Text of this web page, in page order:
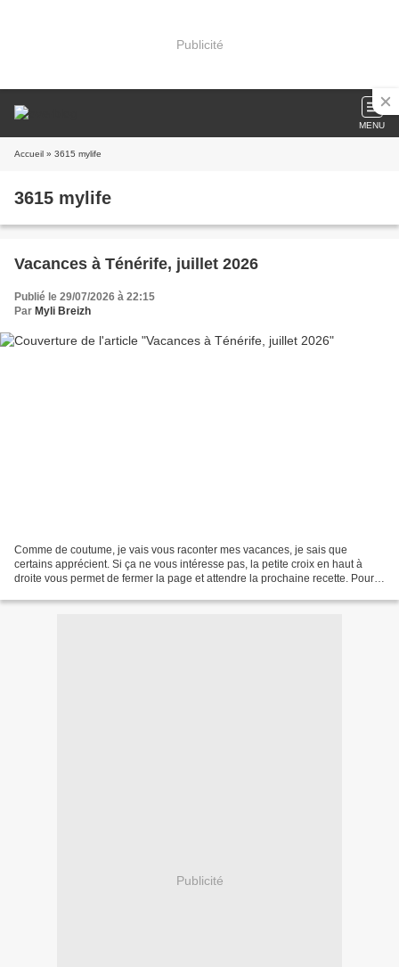
Publicité
MENU
Accueil » 3615 mylife
3615 mylife
Vacances à Ténérife, juillet 2026
Publié le 29/07/2026 à 22:15
Par Myli Breizh
Comme de coutume, je vais vous raconter mes vacances, je sais que
certains apprécient. Si ça ne vous intéresse pas, la petite croix en haut à
droite vous permet de fermer la page et attendre la prochaine recette. Pour
Publicité